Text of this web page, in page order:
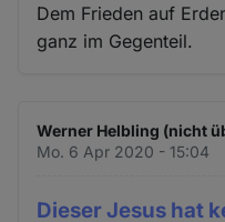
Dem Frieden auf
ganz im Gegenteil.
Werner Helbling (nicht
Mo. 6 Apr 2020 - 15:04
Dieser Jesus hat